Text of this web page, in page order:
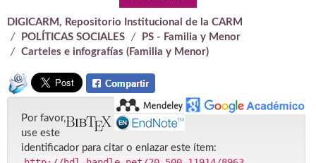
DIGICARM, Repositorio Institucional de la CARM
POLÍTICAS SOCIALES
PS - Familia y Menor
Carteles e infografías (Familia y Menor)
Por favor,
use este
identificador para citar o enlazar este ítem: